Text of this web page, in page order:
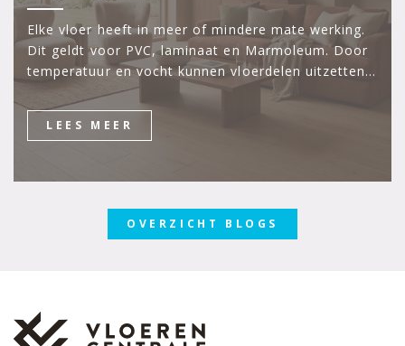
Elke vloer heeft in meer of mindere mate werking.
Dit geldt voor PVC, laminaat en Marmoleum. Door
temperatuur en vocht kunnen vloerdelen uitzetten…
LEES MEER
OVERZICHT BLOGS